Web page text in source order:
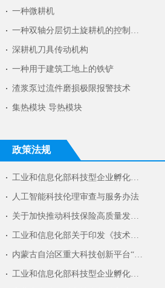
一种微耕机
一种双轴分层切土旋耕机的控制装置
深耕机刀具传动机构
一种用于建筑工地上的铁铲
渣浆泵过流件磨损极限报警技术
集热模块 导热模块
政策法规
工业和信息化部科技型企业孵化器管理办法（工…
人工智能科技伦理审查与服务办法
关于加快推动科技保险高质量发展 有力支撑高…
工业和信息化部关于印发《技术合同认定登记管…
内蒙古自治区重大科技创新平台“里程碑” 管…
工业和信息化部科技型企业孵化器管理办法